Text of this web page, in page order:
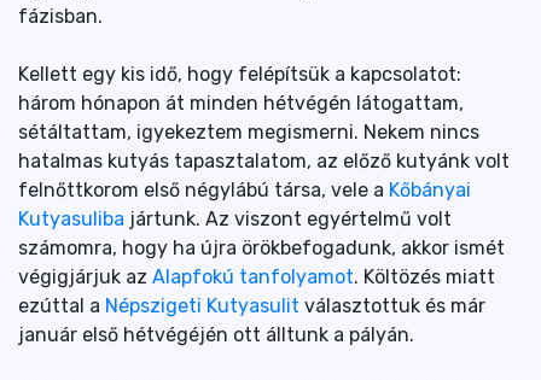
fázisban.
Kellett egy kis idő, hogy felépítsük a kapcsolatot:
három hónapon át minden hétvégén látogattam,
sétáltattam, igyekeztem megismerni. Nekem nincs
hatalmas kutyás tapasztalatom, az előző kutyánk volt
felnőttkorom első négylábú társa, vele a Kőbányai
Kutyasuliba jártunk. Az viszont egyértelmű volt
számomra, hogy ha újra örökbefogadunk, akkor ismét
végigjárjuk az Alapfokú tanfolyamot. Költözés miatt
ezúttal a Népszigeti Kutyasulit választottuk és már
január első hétvégéjén ott álltunk a pályán.